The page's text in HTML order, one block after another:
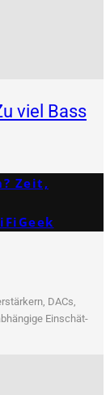
viel Bass
Zeit,
DACs,
Ein­schät­